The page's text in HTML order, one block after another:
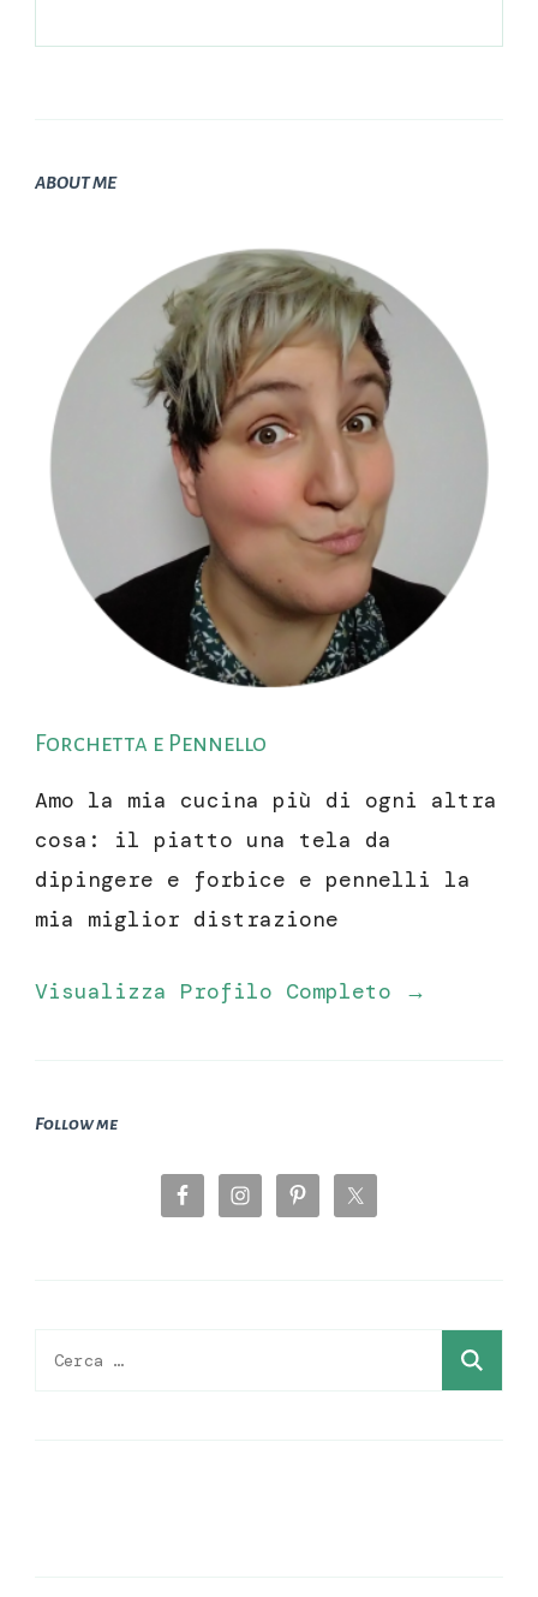
ABOUT ME
Forchetta e Pennello
Amo la mia cucina più di ogni altra
cosa: il piatto una tela da
dipingere e forbice e pennelli la
mia miglior distrazione
Visualizza Profilo Completo →
Follow me
Ricerca